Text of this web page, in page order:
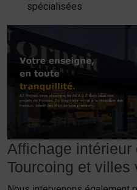
spécialisées
Affichage
Tourcoing et villes